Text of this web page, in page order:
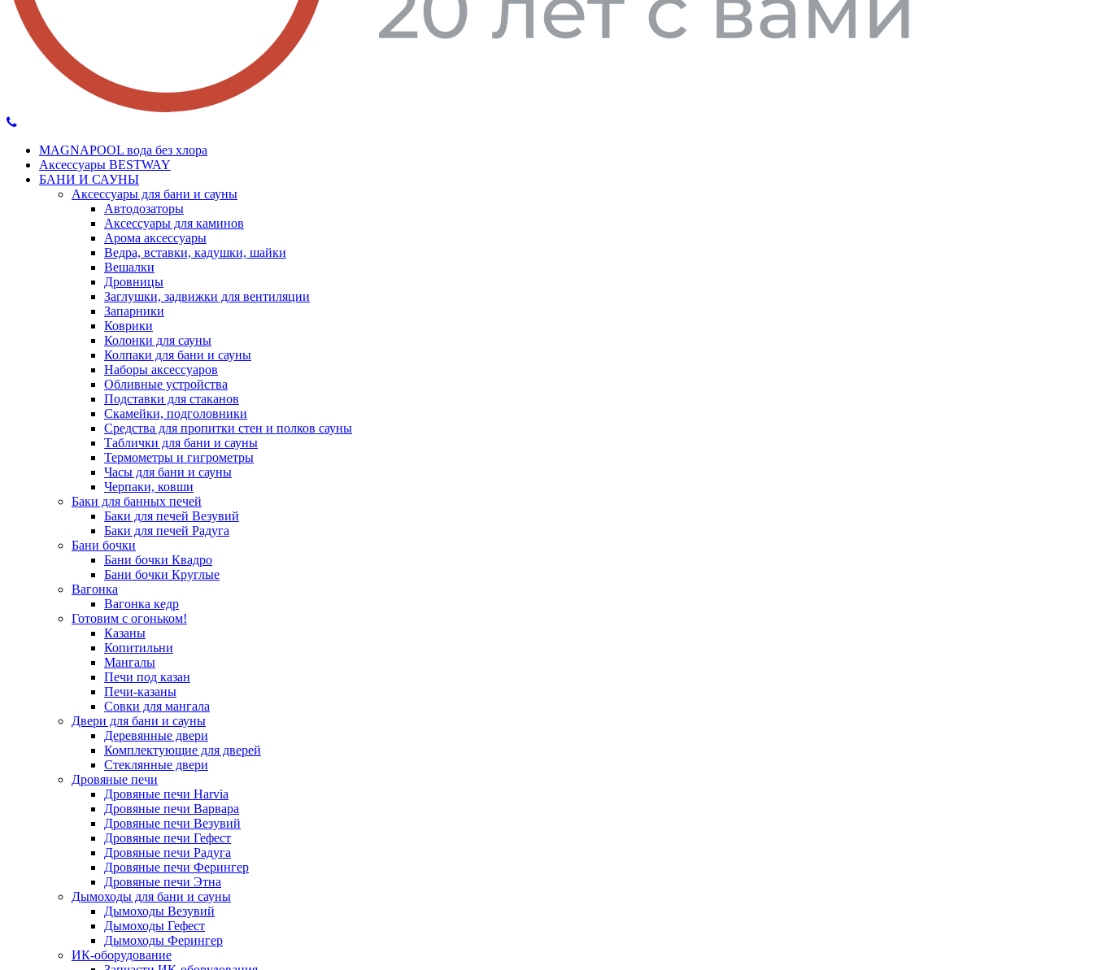
MAGNAPOOL вода без хлора
Аксессуары BESTWAY
БАНИ И САУНЫ
Аксессуары для бани и сауны
Автодозаторы
Аксессуары для каминов
Арома аксессуары
Ведра, вставки, кадушки, шайки
Вешалки
Дровницы
Заглушки, задвижки для вентиляции
Запарники
Коврики
Колонки для сауны
Колпаки для бани и сауны
Наборы аксессуаров
Обливные устройства
Подставки для стаканов
Скамейки, подголовники
Средства для пропитки стен и полков сауны
Таблички для бани и сауны
Термометры и гигрометры
Часы для бани и сауны
Черпаки, ковши
Баки для банных печей
Баки для печей Везувий
Баки для печей Радуга
Бани бочки
Бани бочки Квадро
Бани бочки Круглые
Вагонка
Вагонка кедр
Готовим с огоньком!
Казаны
Копитильни
Мангалы
Печи под казан
Печи-казаны
Совки для мангала
Двери для бани и сауны
Деревянные двери
Комплектующие для дверей
Стеклянные двери
Дровяные печи
Дровяные печи Harvia
Дровяные печи Варвара
Дровяные печи Везувий
Дровяные печи Гефест
Дровяные печи Радуга
Дровяные печи Ферингер
Дровяные печи Этна
Дымоходы для бани и сауны
Дымоходы Везувий
Дымоходы Гефест
Дымоходы Ферингер
ИК-оборудование